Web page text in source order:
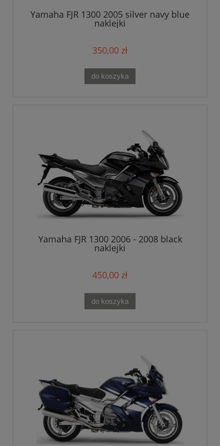
Yamaha FJR 1300 2005 silver navy blue
naklejki
350,00 zł
do koszyka
Yamaha FJR 1300 2006 - 2008 black
naklejki
450,00 zł
do koszyka